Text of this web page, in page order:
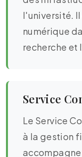
l'université.
numérique
recherche et
Service
Le Service
à la gestion